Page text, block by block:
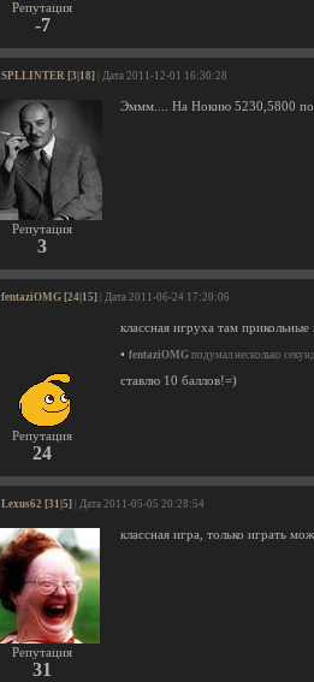
Репутация
-7
SPLLINTER [3|18] | Дата 2011-12-01 16:30:28
Репутация
3
Эммм.... На Нокию 5230,5800
fentaziOMG [24|15] | Дата 2011-06-24 17:20:06
Репутация
24
классная игруха там прикольные
• fentaziOMG подумал несколько
ставлю 10 баллов!=)
Lexus62 [31|5] | Дата 2011-05-05 20:28:54
Репутация
31
классная игра, только играть